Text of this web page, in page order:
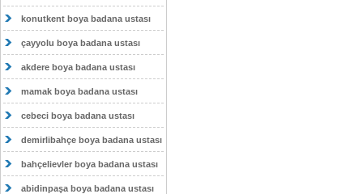
konutkent boya badana ustası
çayyolu boya badana ustası
akdere boya badana ustası
mamak boya badana ustası
cebeci boya badana ustası
demirlibahçe boya badana ustası
bahçelievler boya badana ustası
abidinpaşa boya badana ustası